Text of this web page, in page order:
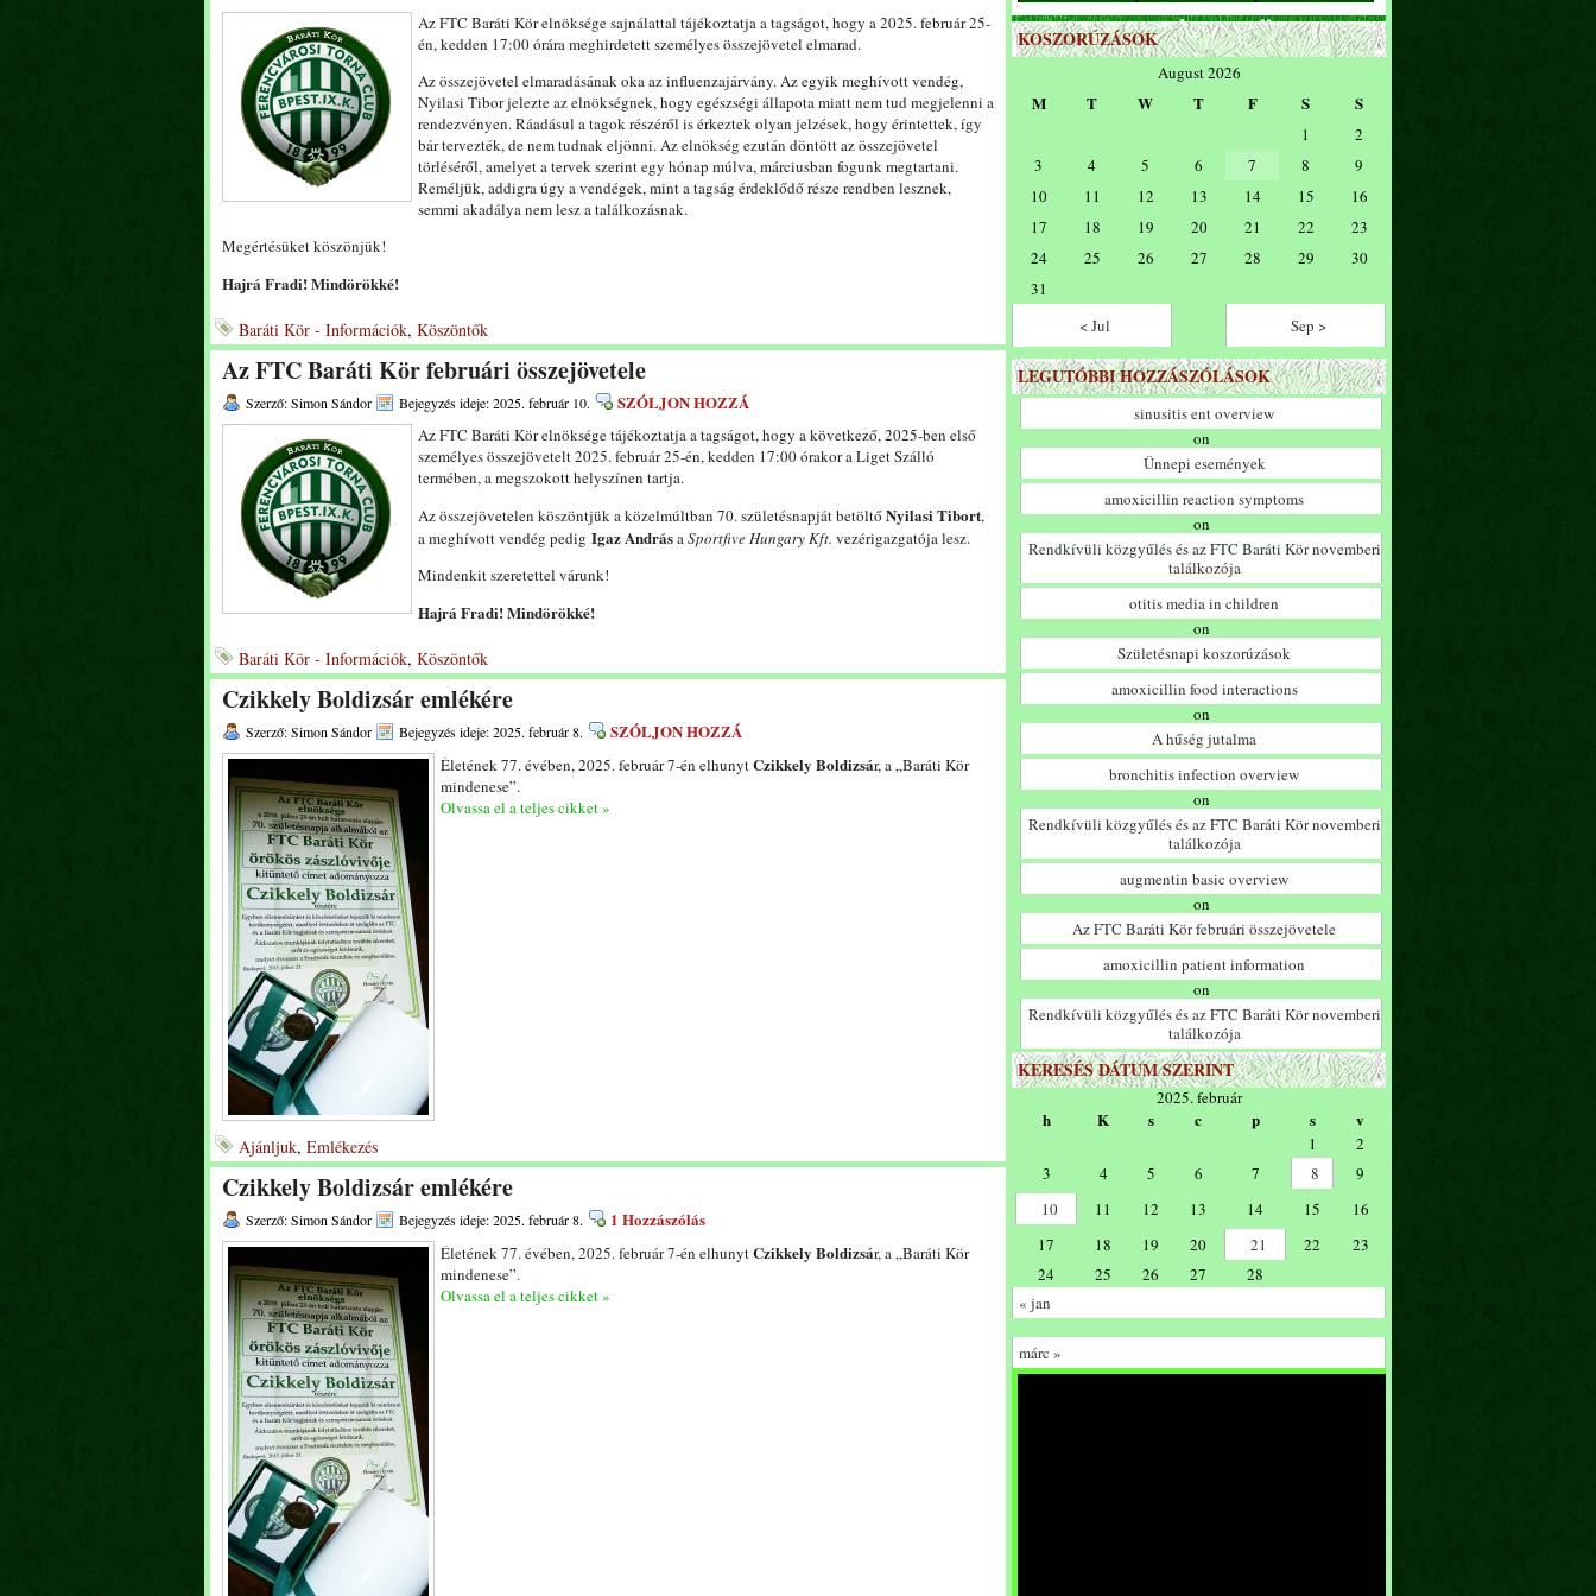
Az FTC Baráti Kör elnöksége sajnálattal tájékoztatja a tagságot, hogy a 2025. február 25-
én, kedden 17:00 órára meghirdetett személyes összejövetel elmarad.
Az összejövetel elmaradásának oka az influenzajárvány. Az egyik meghívott vendég,
Nyilasi Tibor jelezte az elnökségnek, hogy egészségi állapota miatt nem tud megjelenni a
rendezvényen. Ráadásul a tagok részéről is érkeztek olyan jelzések, hogy érintettek, így
bár tervezték, de nem tudnak eljönni. Az elnökség ezután döntött az összejövetel
törléséről, amelyet a tervek szerint egy hónap múlva, márciusban fogunk megtartani.
Reméljük, addigra úgy a vendégek, mint a tagság érdeklődő része rendben lesznek,
semmi akadálya nem lesz a találkozásnak.
Megértésüket köszönjük!
Hajrá Fradi! Mindörökké!
Baráti Kör - Információk, Köszöntők
Az FTC Baráti Kör februári összejövetele
Szerző: Simon Sándor Bejegyzés ideje: 2025. február 10. SZÓLJON HOZZÁ
Az FTC Baráti Kör elnöksége tájékoztatja a tagságot, hogy a következő, 2025-ben első
személyes összejövetelt 2025. február 25-én, kedden 17:00 órakor a Liget Szálló
termében, a megszokott helyszínen tartja.
Az összejövetelen köszöntjük a közelmúltban 70. születésnapját betöltőNyilasi Tibort,
a meghívott vendég pedig Igaz AndrásaSportfive Hungary Kft. vezérigazgatója lesz.
Mindenkit szeretettel várunk!
Hajrá Fradi! Mindörökké!
Baráti Kör - Információk, Köszöntők
Czikkely Boldizsár emlékére
Szerző: Simon Sándor Bejegyzés ideje: 2025. február 8. SZÓLJON HOZZÁ
Életének 77. évében, 2025. február 7-én elhunytCzikkely Boldizsár, a „Baráti Kör
mindenese”.
Olvassa el a teljes cikket »
Ajánljuk, Emlékezés
Czikkely Boldizsár emlékére
Szerző: Simon Sándor Bejegyzés ideje: 2025. február 8. 1 Hozzászólás
Életének 77. évében, 2025. február 7-én elhunytCzikkely Boldizsár, a „Baráti Kör
mindenese”.
Olvassa el a teljes cikket »
KOSZORÚZÁSOK
August 2026
M T W T F S S
1
2
3
4 5 6 7 8
9
10
11 12 13 14 15
16
17
18 19 20 21 22
23
24
25 26 27 28 29
30
31
< Jul
Sep >
LEGUTÓBBI HOZZÁSZÓLÁSOK
sinusitis ent overview
on
Ünnepi események
amoxicillin reaction symptoms
on
Rendkívüli közgyűlés és az FTC Baráti Kör novemberi
találkozója
otitis media in children
on
Születésnapi koszorúzások
amoxicillin food interactions
on
A hűség jutalma
bronchitis infection overview
on
Rendkívüli közgyűlés és az FTC Baráti Kör novemberi
találkozója
augmentin basic overview
on
Az FTC Baráti Kör februári összejövetele
amoxicillin patient information
on
Rendkívüli közgyűlés és az FTC Baráti Kör novemberi
találkozója
KERESÉS DÁTUM SZERINT
2025. február
h K s c p s v
1
2
3
4 5 6 7 8
9
10
11 12 13 14 15
16
17
18 19 20 21 22
23
24
25 26 27
28
« jan
márc »